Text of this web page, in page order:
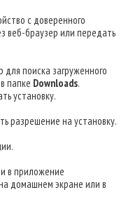
с доверенного
веб-браузер или передать
поиска загруженного
папке Downloads.
установку.
разрешение на установку.
в приложение
домашнем экране или в